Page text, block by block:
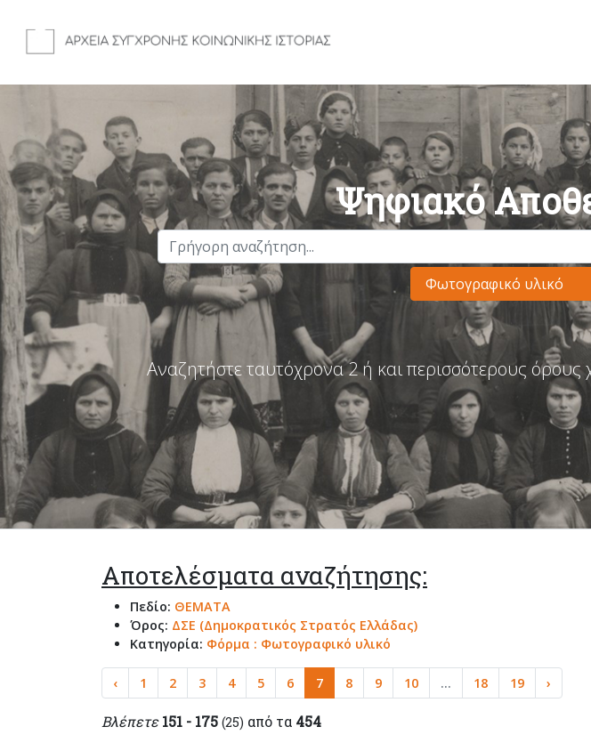
Ψηφιακό
Αναζητήστε ταυτόχρονα 2 ή και περισσότερους
Αποτελέσματα αναζήτησης:
Πεδίο: ΘΕΜΑΤΑ
Όρος: ΔΣΕ (Δημοκρατικός Στρατός Ελλάδας)
Κατηγορία: Φόρμα : Φωτογραφικό υλικό
‹ 1 2 3 4 5 6 7 8 9 10 ... 18 19 ›
Βλέπετε 151 - 175 (25) από τα 454